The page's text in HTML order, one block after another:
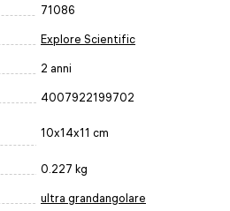
71086
Explore Scientific
2 anni
4007922199702
10x14x11 cm
0.227 kg
ultra grandangolare